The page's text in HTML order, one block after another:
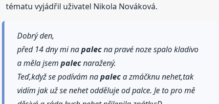
tématu vyjádřil uživatel Nikola Nováková.
Dobrý den,
před 14 dny mi napalecna pravé noze spalo kladivo
a měla jsempalecnaražený.
Teď,když se podívám napaleca zmáčknu nehet,tak
vidím jak už se nehet odděluje od palce. Je to pro mě